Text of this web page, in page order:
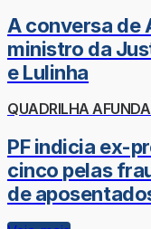
A conversa de
ministro da
e Lulinha
QUADRILHA
PF indicia ex-
cinco pelas
de